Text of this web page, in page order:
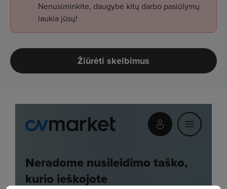
Nenusiminkite, daugybė kitų darbo pasiūlymų
laukia jūsų!
Žiūrėti skelbimus